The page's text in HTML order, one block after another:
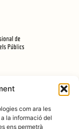
com ara les
la informació del
ens permetrà